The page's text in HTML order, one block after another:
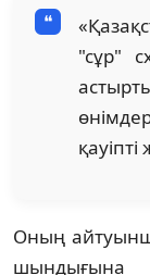
"сұр"
Оның
шындығына